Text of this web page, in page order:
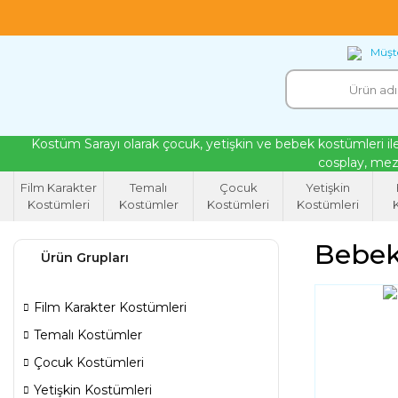
Kostüm Sarayı olarak çocuk, yetişkin ve bebek kostümleri
cosplay,
Film Karakter
Kostümleri
Temalı
Kostümler
Çocuk
Kostümleri
Yetişkin
Kostümleri
Ürün Grupları
Film Karakter Kostümleri
Temalı Kostümler
Çocuk Kostümleri
Yetişkin Kostümleri